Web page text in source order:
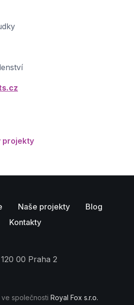
projekty
Naše projekty
Blog
Kontakty
00 Praha 2
ve společnosti Royal Fox s.r.o.